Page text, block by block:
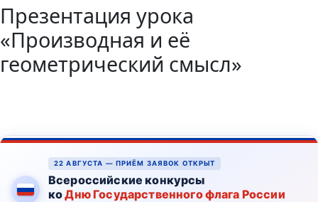
Презентация урока
«Производная и её
геометрический смысл»
22 АВГУСТА — ПРИЁМ ЗАЯВОК ОТКРЫТ
Всероссийские конкурсы
коДню Государственного флага России